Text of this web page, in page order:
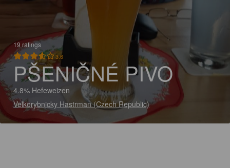
19 ratings
3.6
PŠENIČNÉ PIVO
4.8% Hefeweizen
Velkorybnicky Hastrman (Czech Republic)